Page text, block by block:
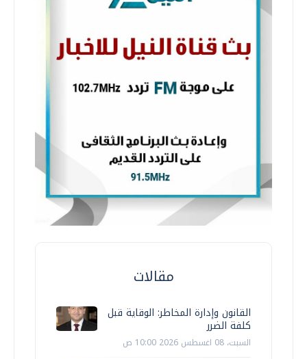
مقالات
القانون وإدارة المخاطر: الوقاية قبل
كلفة الضرر
السبت، 08 اغسطس 2026 10:00 ص